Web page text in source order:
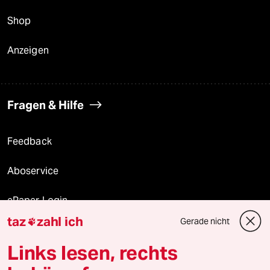
Shop
Anzeigen
Fragen & Hilfe
Feedback
Aboservice
ePaper Login
Downloads für Abonnierende
taz zahl ich Gerade nicht
Links lesen, rechts